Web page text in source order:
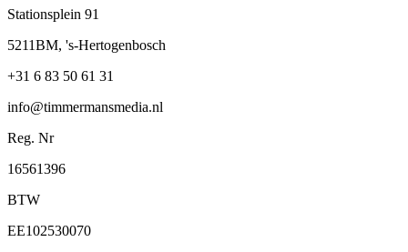
Stationsplein 91
5211BM, 's-Hertogenbosch
+31 6 83 50 61 31
info@timmermansmedia.nl
Reg. Nr
16561396
BTW
EE102530070